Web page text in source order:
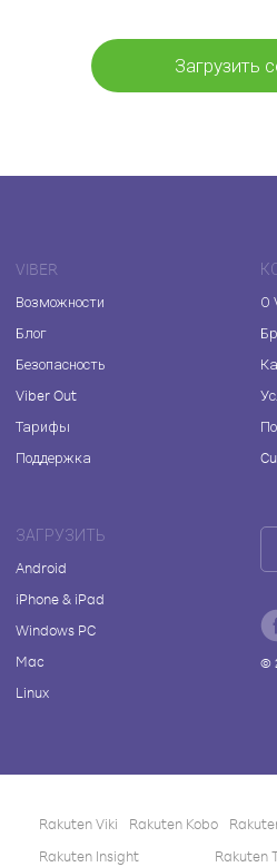
Загрузить
VIBER
Возможности
Блог
Безопасность
Viber Out
Тарифы
Поддержка
О
ЗАГРУЗИТЬ
Android
iPhone & iPad
Windows PC
Mac
Linux
©
Rakuten Viki Rakuten Kobo
Rakuten Insight
Rakuten